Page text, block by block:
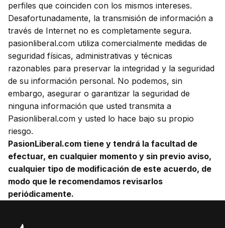
perfiles que coinciden con los mismos intereses.
Desafortunadamente, la transmisión de información a
través de Internet no es completamente segura.
pasionliberal.com utiliza comercialmente medidas de
seguridad físicas, administrativas y técnicas
razonables para preservar la integridad y la seguridad
de su información personal. No podemos, sin
embargo, asegurar o garantizar la seguridad de
ninguna información que usted transmita a
Pasionliberal.com y usted lo hace bajo su propio
riesgo.
PasionLiberal.com tiene y tendrá la facultad de
efectuar, en cualquier momento y sin previo aviso,
cualquier tipo de modificación de este acuerdo, de
modo que le recomendamos revisarlos
periódicamente.